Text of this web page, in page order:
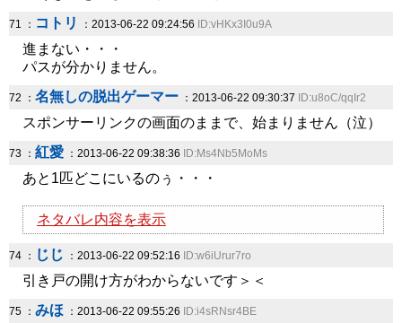
71 ： コトリ ：2013-06-22 09:24:56 ID:vHKx3I0u9A
進まない・・・
パスが分かりません。
72 ： 名無しの脱出ゲーマー ：2013-06-22 09:30:37 ID:u8oC/qqIr2
スポンサーリンクの画面のままで、始まりません（泣）
73 ： 紅愛 ：2013-06-22 09:38:36 ID:Ms4Nb5MoMs
あと1匹どこにいるのぅ・・・
ネタバレ内容を表示
74 ： じじ ：2013-06-22 09:52:16 ID:w6iUrur7ro
引き戸の開け方がわからないです＞＜
75 ： みほ ：2013-06-22 09:55:26 ID:i4sRNsr4BE